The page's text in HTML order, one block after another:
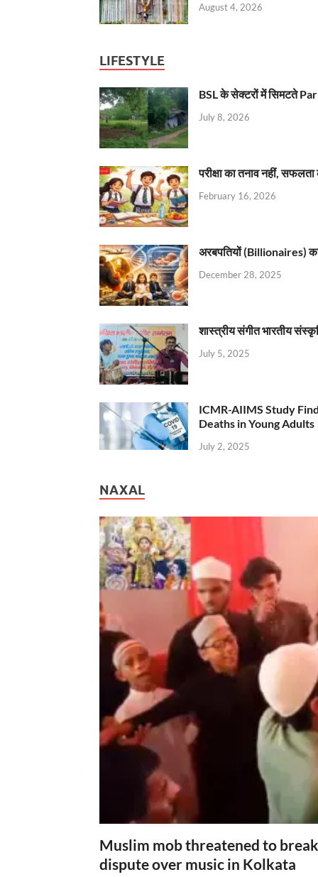
August 4, 2026
LIFESTYLE
BSL के सेक्टरों में सिमटते
July 8, 2026
परीक्षा का तनाव नहीं,
February 16, 2026
अरबपतियों (Billionaires)
December 28, 2025
शास्त्रीय संगीत भारतीय
July 5, 2025
ICMR-AIIMS Study
Deaths in Young Adults
July 2, 2025
NAXAL
Muslim mob threatened to
dispute over music in Kolkata